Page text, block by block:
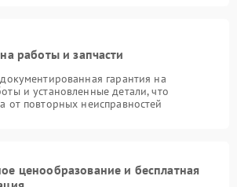
работы и запчасти
гарантия на
и установленные детали, что
от повторных неисправностей
ценообразование и бесплатная